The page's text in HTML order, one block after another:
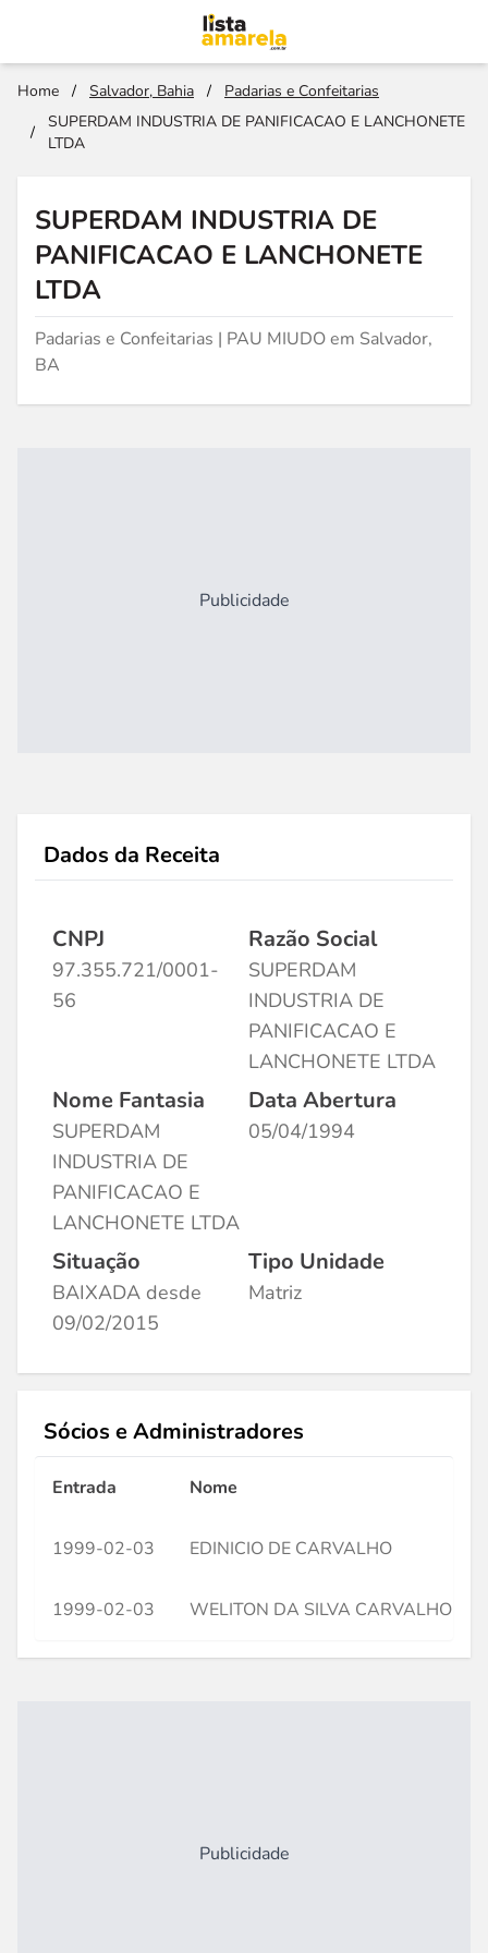
Home / Salvador, Bahia /
Padarias e Confeitarias
/
SUPERDAM INDUSTRIA DE PANIFICACAO E LANCHONETE
LTDA
SUPERDAM INDUSTRIA DE
PANIFICACAO E LANCHONETE
LTDA
Padarias e Confeitarias | PAU MIUDO em Salvador,
BA
Publicidade
Dados da Receita
CNPJ
97.355.721/0001-
56
Razão Social
SUPERDAM
INDUSTRIA DE
PANIFICACAO E
LANCHONETE LTDA
Nome Fantasia
SUPERDAM
INDUSTRIA DE
PANIFICACAO E
LANCHONETE LTDA
Data Abertura
05/04/1994
Situação
BAIXADA desde
09/02/2015
Tipo Unidade
Matriz
Sócios e Administradores
Entrada Nome
1999-02-03 EDINICIO DE CARVALHO
1999-02-03 WELITON DA SILVA CARVALHO
Publicidade